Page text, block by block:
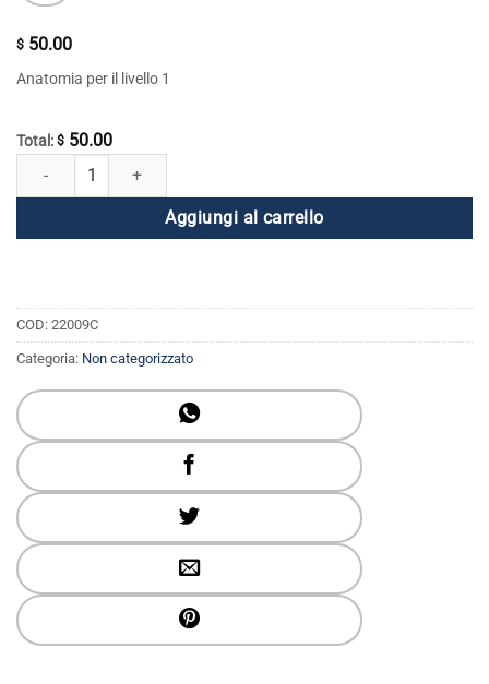
$ 50.00
Anatomia per il livello 1
Total: $ 50.00
Anatomia per il livello 1 quantità
Aggiungi al carrello
COD: 22009C
Categoria: Non categorizzato